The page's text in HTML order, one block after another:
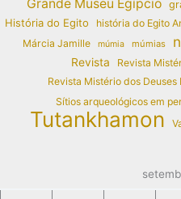
Grande Museu Egípcio
História do Egito
história do Egito
Márcia Jamille múmia múmias
Revista
Revista
Revista Mistério dos Deuses
Sítios arqueológicos em
Tutankhamon